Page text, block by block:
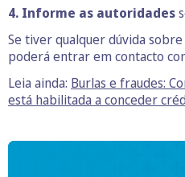
4. Informe as autoridades
Se tiver qualquer dúvida
poderá entrar em contacto
Leia ainda: Burlas e fraudes:
está habilitada a conceder